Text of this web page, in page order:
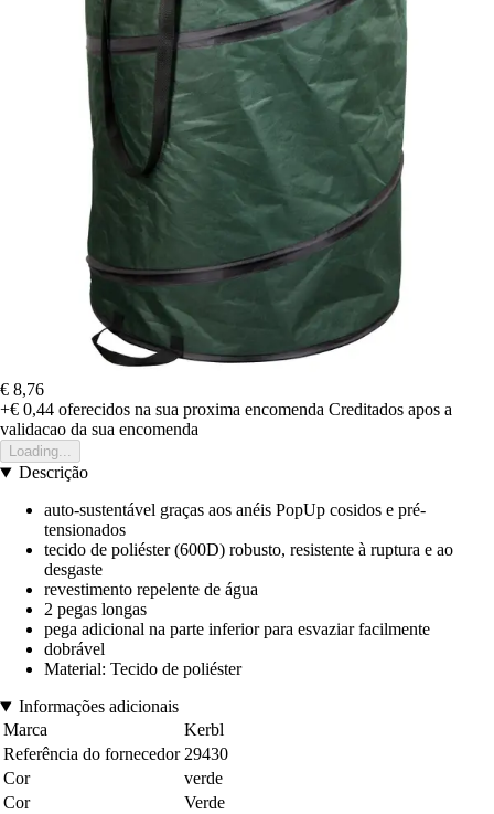
€ 8,76
+€ 0,44 oferecidos na sua proxima encomenda Creditados apos a
validacao da sua encomenda
Loading...
Descrição
auto-sustentável graças aos anéis PopUp cosidos e pré-
tensionados
tecido de poliéster (600D) robusto, resistente à ruptura e ao
desgaste
revestimento repelente de água
2 pegas longas
pega adicional na parte inferior para esvaziar facilmente
dobrável
Material: Tecido de poliéster
Informações adicionais
Marca
Kerbl
Referência do fornecedor 29430
Cor
verde
Cor
Verde